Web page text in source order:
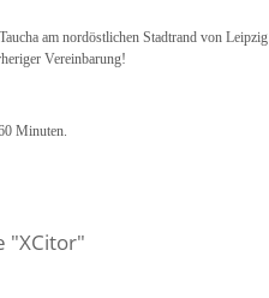
am nordöstlichen Stadtrand von
Vereinbarung!
Minuten.
"XCitor"